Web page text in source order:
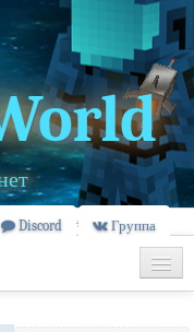
Discord Группа
и рейтинг